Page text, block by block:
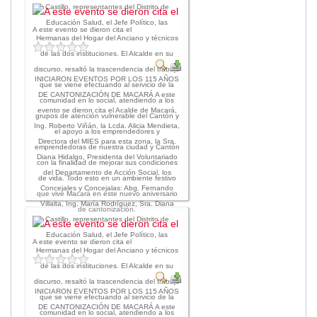
Castillo, representantes del Distrito de
Educación Salud, el Jefe Político, las
Hermanas del Hogar del Anciano y técnicos
de las dos instituciones. El Alcalde en su
discurso, resaltó la trascendencia del trabajo
que se viene efectuando al servicio de la
comunidad en lo social, atendiendo a los
grupos de atención vulnerable del Cantón y
el apoyo a los emprendedores y
emprendedoras de nuestra ciudad y Cantón
con la finalidad de mejorar sus condiciones
de vida. Todo esto en un ambiente festivo
que vive Macará en este nuevo aniversario
de cantonización.
A este evento se dieron cita el
INICIARON EVENTOS POR LOS 115 AÑOS
DE CANTONIZACIÓN DE MACARÁ A este
evento se dieron cita el Acalde de Macará,
Ing. Roberto Viñán, la Lcda. Alicia Mendieta,
Directora del MIES para esta zona, la Sra.
Diana Hidalgo, Presidenta del Voluntariado
del Departamento de Acción Social, los
Concejales y Concejalas: Abg. Fernando
Villalta, Ing. María Rodríguez, Sra. Diana
Castillo, representantes del Distrito de
Educación Salud, el Jefe Político, las
Hermanas del Hogar del Anciano y técnicos
de las dos instituciones. El Alcalde en su
discurso, resaltó la trascendencia del trabajo
que se viene efectuando al servicio de la
comunidad en lo social, atendiendo a los
A este evento se dieron cita el
INICIARON EVENTOS POR LOS 115 AÑOS
DE CANTONIZACIÓN DE MACARÁ A este